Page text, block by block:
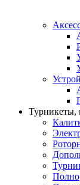
Турникеты,